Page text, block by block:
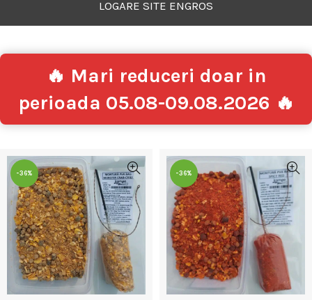
LOGARE SITE ENGROS
🔥 Mari reduceri doar in
perioada 05.08-09.08.2026 🔥
-36% -36%